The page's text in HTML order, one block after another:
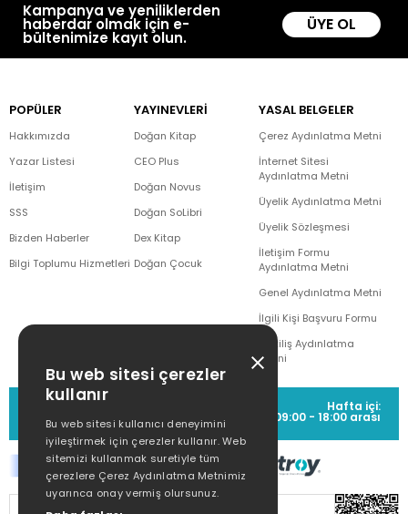
Kampanya ve yeniliklerden
haberdar olmak için e-
bültenimize kayıt olun.
ÜYE OL
POPÜLER
Hakkımızda
Yazar Listesi
İletişim
SSS
Bizden Haberler
Bilgi Toplumu Hizmetleri
YAYINEVLERİ
Doğan Kitap
CEO Plus
Doğan Novus
Doğan SoLibri
Dex Kitap
Doğan Çocuk
YASAL BELGELER
Çerez Aydınlatma Metni
İnternet Sitesi
Aydınlatma Metni
Üyelik Aydınlatma Metni
Üyelik Sözleşmesi
İletişim Formu
Aydınlatma Metni
Genel Aydınlatma Metni
İlgili Kişi Başvuru Formu
Çekiliş Aydınlatma
Metni
MÜŞTERİ HİZMETLERİ
(0212) 373 77 00
Hafta içi:
09:00 - 18:00 arası
Bu web sitesi çerezler
kullanır
Bu web sitesi kullanıcı deneyimini
iyileştirmek için çerezler kullanır. Web
sitemizi kullanmak suretiyle tüm
çerezlere Çerez Aydınlatma Metnimiz
uyarınca onay vermiş olursunuz.